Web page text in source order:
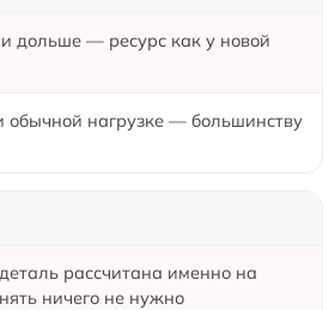
дольше — ресурс как у новой
обычной нагрузке — большинству
рассчитана именно на
ничего не нужно